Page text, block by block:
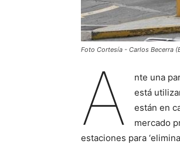
Foto Cortesía - Carlos Becerra
A nte una
está
están en
mercado
estaciones para